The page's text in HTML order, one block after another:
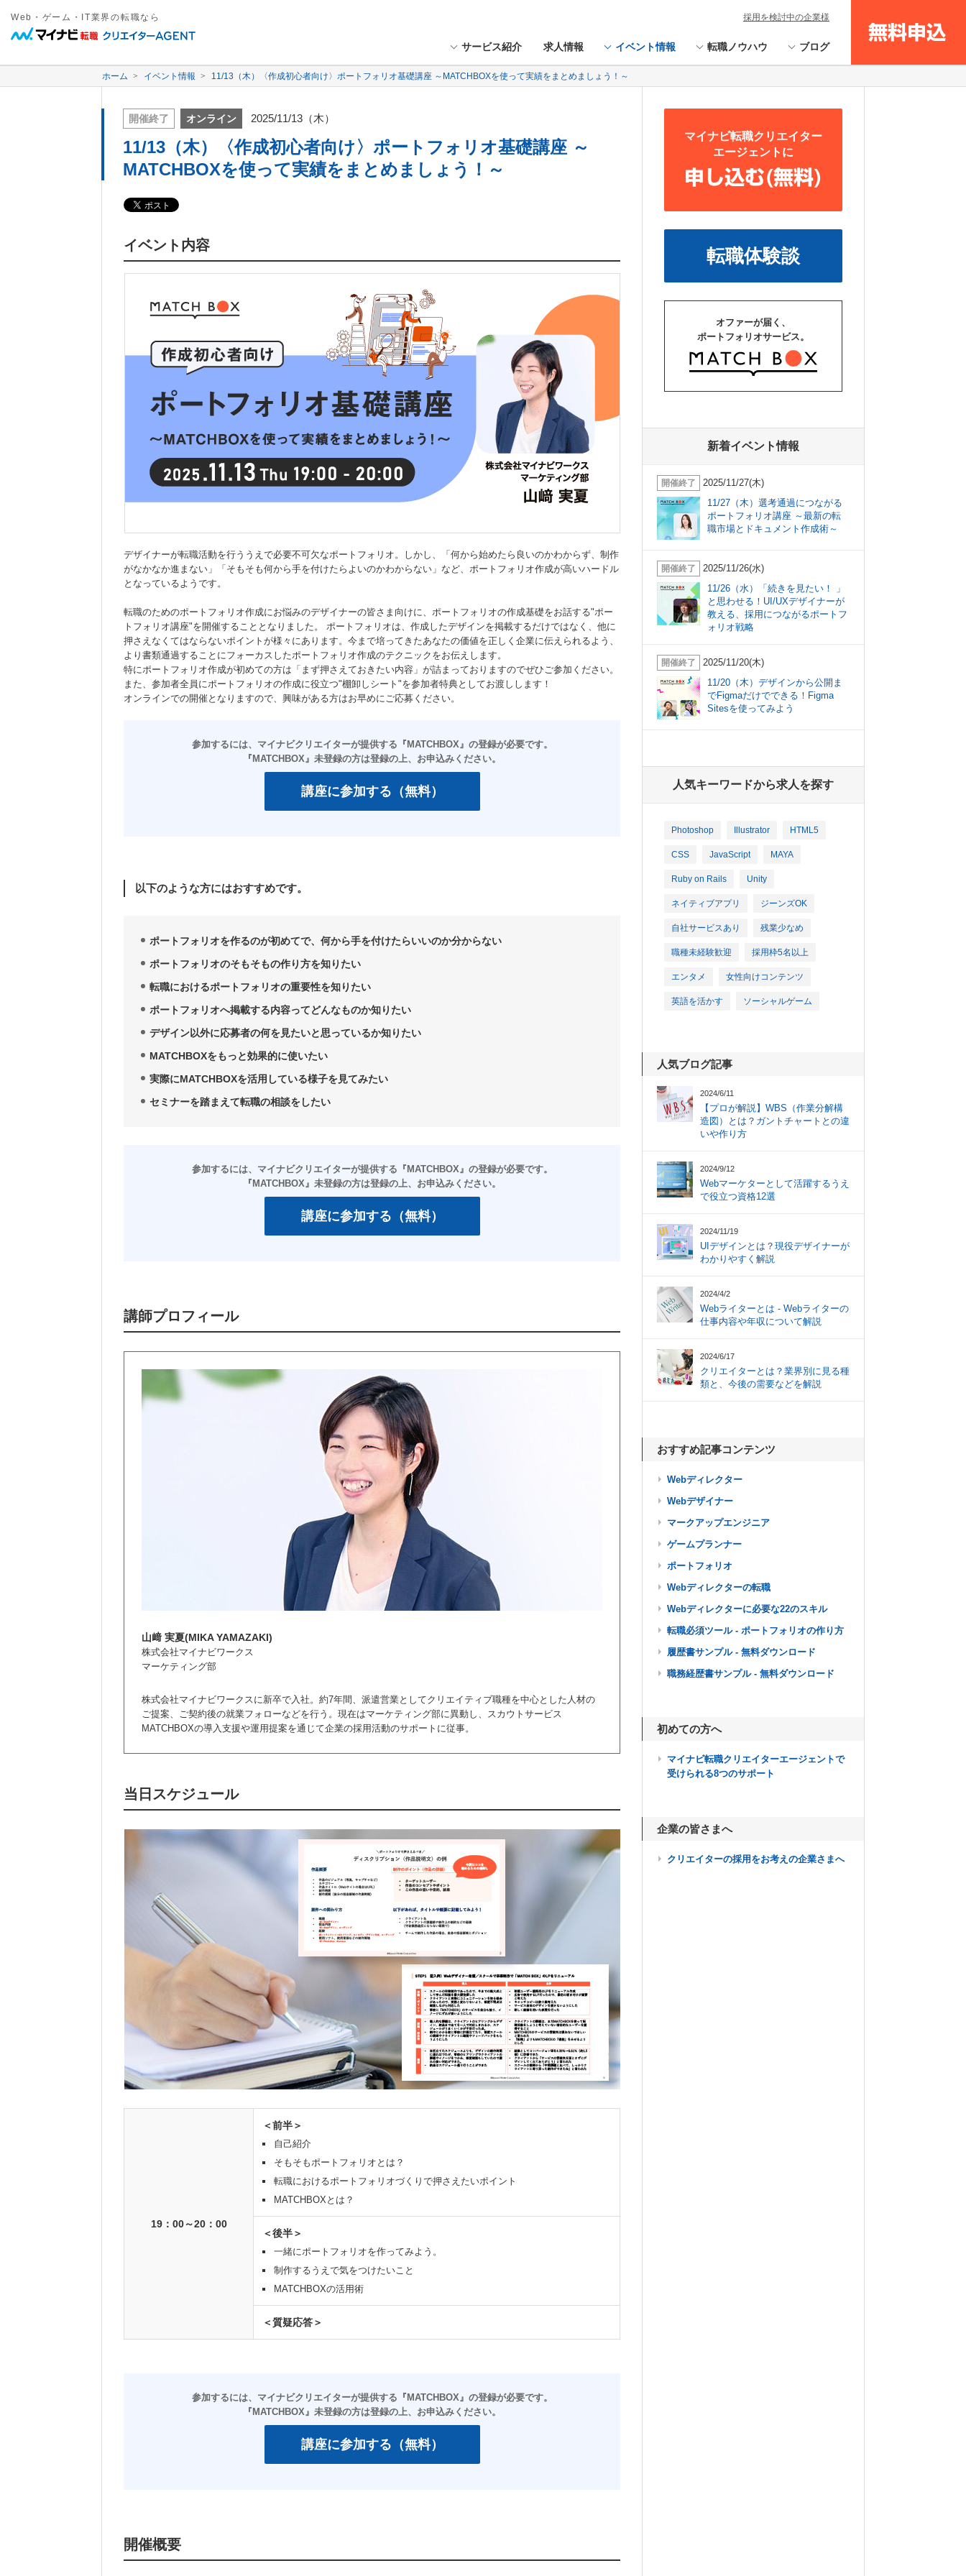
Web・ゲーム・IT業界の転職なら
サービス紹介 求人情報 イベント情報 転職ノウハウ ブログ
無料申込
採用を検討中の企業様
ホーム イベント情報 11/13（木）〈作成初心者向け〉ポートフォリオ基礎講座 ～MATCHBOXを使って実績をまとめましょう！～
開催終了 オンライン 2025/11/13（木）
11/13（木）〈作成初心者向け〉ポートフォリオ基礎講座 ～
MATCHBOXを使って実績をまとめましょう！～
イベント内容
デザイナーが転職活動を行ううえで必要不可欠なポートフォリオ。しかし、「何から始めたら良いのかわからず、制作
がなかなか進まない」「そもそも何から手を付けたらよいのかわからない」など、ポートフォリオ作成が高いハードル
となっているようです。
転職のためのポートフォリオ作成にお悩みのデザイナーの皆さま向けに、ポートフォリオの作成基礎をお話する"ポー
トフォリオ講座"を開催することとなりました。 ポートフォリオは、作成したデザインを掲載するだけではなく、他に
押さえなくてはならないポイントが様々にあります。今まで培ってきたあなたの価値を正しく企業に伝えられるよう、
より書類通過することにフォーカスしたポートフォリオ作成のテクニックをお伝えします。
特にポートフォリオ作成が初めての方は「まず押さえておきたい内容」が詰まっておりますのでぜひご参加ください。
また、参加者全員にポートフォリオの作成に役立つ"棚卸しシート"を参加者特典としてお渡しします！
オンラインでの開催となりますので、興味がある方はお早めにご応募ください。
講座に参加する（無料）
以下のような方にはおすすめです。
ポートフォリオを作るのが初めてで、何から手を付けたらいいのか分からない
ポートフォリオのそもそもの作り方を知りたい
転職におけるポートフォリオの重要性を知りたい
ポートフォリオへ掲載する内容ってどんなものか知りたい
デザイン以外に応募者の何を見たいと思っているか知りたい
MATCHBOXをもっと効果的に使いたい
実際にMATCHBOXを活用している様子を見てみたい
セミナーを踏まえて転職の相談をしたい
講座に参加する（無料）
講師プロフィール
山﨑 実夏(MIKA YAMAZAKI)
株式会社マイナビワークス
マーケティング部
株式会社マイナビワークスに新卒で入社。約7年間、派遣営業としてクリエイティブ職種を中心とした人材の
ご提案、ご契約後の就業フォローなどを行う。現在はマーケティング部に異動し、スカウトサービス
MATCHBOXの導入支援や運用提案を通じて企業の採用活動のサポートに従事。
当日スケジュール
19：00～20：00
＜前半＞
自己紹介
そもそもポートフォリオとは？
転職におけるポートフォリオづくりで押さえたいポイント
MATCHBOXとは？
＜後半＞
一緒にポートフォリオを作ってみよう。
制作するうえで気をつけたいこと
MATCHBOXの活用術
＜質疑応答＞
開催概要
マイナビ転職クリエイター
エージェントに
申し込む(無料)
転職体験談
オファーが届く、
ポートフォリオサービス。
新着イベント情報
開催終了
2025/11/27(木)
11/27（木）選考通過につながる
ポートフォリオ講座 ～最新の転
職市場とドキュメント作成術～
開催終了
2025/11/26(水)
11/26（水）「続きを見たい！ 」
と思わせる！UI/UXデザイナーが
教える、採用につながるポートフ
ォリオ戦略
開催終了
2025/11/20(木)
11/20（木）デザインから公開ま
でFigmaだけでできる！Figma
Sitesを使ってみよう
人気キーワードから求人を探す
Photoshop Illustrator HTML5
CSS JavaScript MAYA
Ruby on Rails Unity
ネイティブアプリ ジーンズOK
自社サービスあり 残業少なめ
職種未経験歓迎 採用枠5名以上
エンタメ 女性向けコンテンツ
英語を活かす ソーシャルゲーム
人気ブログ記事
2024/6/11
【プロが解説】WBS（作業分解構
造図）とは？ガントチャートとの違
いや作り方
2024/9/12
Webマーケターとして活躍するうえ
で役立つ資格12選
2024/11/19
UIデザインとは？現役デザイナーが
わかりやすく解説
2024/4/2
Webライターとは - Webライターの
仕事内容や年収について解説
2024/6/17
クリエイターとは？業界別に見る種
類と、今後の需要などを解説
おすすめ記事コンテンツ
Webディレクター
Webデザイナー
マークアップエンジニア
ゲームプランナー
ポートフォリオ
Webディレクターの転職
Webディレクターに必要な22のスキル
転職必須ツール - ポートフォリオの作り方
履歴書サンプル - 無料ダウンロード
職務経歴書サンプル - 無料ダウンロード
初めての方へ
マイナビ転職クリエイターエージェントで
受けられる8つのサポート
企業の皆さまへ
クリエイターの採用をお考えの企業さまへ